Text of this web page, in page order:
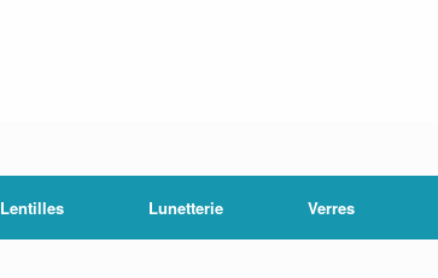
Lentilles Lunetterie Verres